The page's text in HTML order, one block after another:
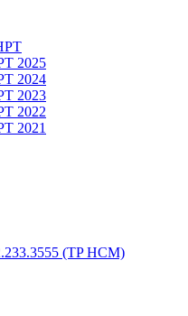
2025
2024
2023
2022
2021
(TP HCM)